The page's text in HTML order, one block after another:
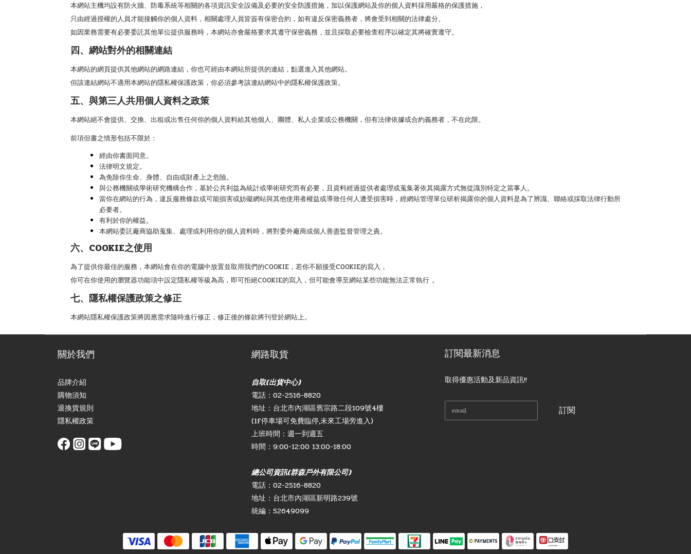
本網站主機均設有防火牆、防毒系統等相關的各項資訊安全設備及必要的安全防護措施，加以保護網站及你的個人資料採用嚴格的保護措施，
只由經過授權的人員才能接觸你的個人資料，相關處理人員皆簽有保密合約，如有違反保密義務者，將會受到相關的法律處分。
如因業務需要有必要委託其他單位提供服務時，本網站亦會嚴格要求其遵守保密義務，並且採取必要檢查程序以確定其將確實遵守。
四、網站對外的相關連結
本網站的網頁提供其他網站的網路連結，你也可經由本網站所提供的連結，點選進入其他網站。
但該連結網站不適用本網站的隱私權保護政策，你必須參考該連結網站中的隱私權保護政策。
五、與第三人共用個人資料之政策
本網站絕不會提供、交換、出租或出售任何你的個人資料給其他個人、團體、私人企業或公務機關，但有法律依據或合約義務者，不在此限。
前項但書之情形包括不限於：
經由你書面同意。
法律明文規定。
為免除你生命、身體、自由或財產上之危險。
與公務機關或學術研究機構合作，基於公共利益為統計或學術研究而有必要，且資料經過提供者處理或蒐集著依其揭露方式無從識別特定之當事人。
當你在網站的行為，違反服務條款或可能損害或妨礙網站與其他使用者權益或導致任何人遭受損害時，經網站管理單位研析揭露你的個人資料是為了辨識、聯絡或採取法律行動所
必要者。
有利於你的權益。
本網站委託廠商協助蒐集、處理或利用你的個人資料時，將對委外廠商或個人善盡監督管理之責。
六、COOKIE之使用
為了提供你最佳的服務，本網站會在你的電腦中放置並取用我們的COOKIE，若你不願接受COOKIE的寫入，
你可在你使用的瀏覽器功能項中設定隱私權等級為高，即可拒絕COOKIE的寫入，但可能會導至網站某些功能無法正常執行 。
七、隱私權保護政策之修正
本網站隱私權保護政策將因應需求隨時進行修正，修正後的條款將刊登於網站上。
關於我們
品牌介紹
購物須知
退換貨規則
隱私權政策
網路取貨
自取(出貨中心)
電話：02-2516-8820
地址：台北市內湖區舊宗路二段109號4樓
(1F停車場可免費臨停,未來工場旁進入)
上班時間：週一到週五
時間：9:00-12:00 13:00-18:00
總公司資訊(群森戶外有限公司)
電話：02-2516-8820
地址：台北市內湖區新明路239號
統編：52649099
訂閱最新消息
取得優惠活動及新品資訊!!
訂閱